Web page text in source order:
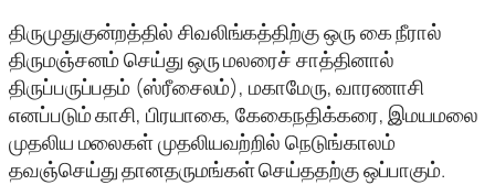
திருமுதுகுன்றத்தில் சிவலிங்கத்திற்கு ஒரு கை நீரால்
திருமஞ்சனம் செய்து ஒரு மலரைச் சாத்தினால்
திருப்பருப்பதம் (ஸ்ரீசைலம்), மகாமேரு, வாரணாசி
எனப்படும் காசி, பிரயாகை, கேகைநதிக்கரை, இமயமலை
முதலிய மலைகள் முதலியவற்றில் நெடுங்காலம்
தவஞ்செய்து தானதருமங்கள் செய்ததற்கு ஒப்பாகும்.